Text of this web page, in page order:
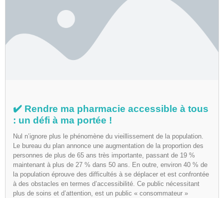
✔️ Rendre ma pharmacie accessible à tous
: un défi à ma portée !
Nul n’ignore plus le phénomène du vieillissement de la population.
Le bureau du plan annonce une augmentation de la proportion des
personnes de plus de 65 ans très importante, passant de 19 %
maintenant à plus de 27 % dans 50 ans. En outre, environ 40 % de
la population éprouve des difficultés à se déplacer et est confrontée
à des obstacles en termes d’accessibilité. Ce public nécessitant
plus de soins et d’attention, est un public « consommateur »